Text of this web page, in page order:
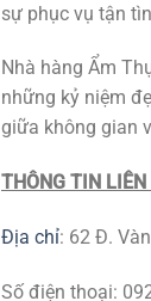
sự phục vụ tận
Nhà hàng Ẩm
những kỷ niệm
giữa không gian
THÔNG TIN LIÊN
Địa chỉ: 62 Đ.
Số điện thoại: